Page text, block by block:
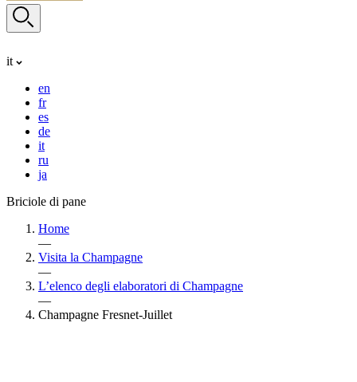
it
en
fr
es
de
it
ru
ja
Briciole di pane
Home
—
Visita la Champagne
—
L’elenco degli elaboratori di Champagne
—
Champagne Fresnet-Juillet